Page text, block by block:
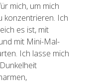
mich, um mich
konzentrieren. Ich
es ist, mit
mit Mini-Mal-
Ich lasse mich